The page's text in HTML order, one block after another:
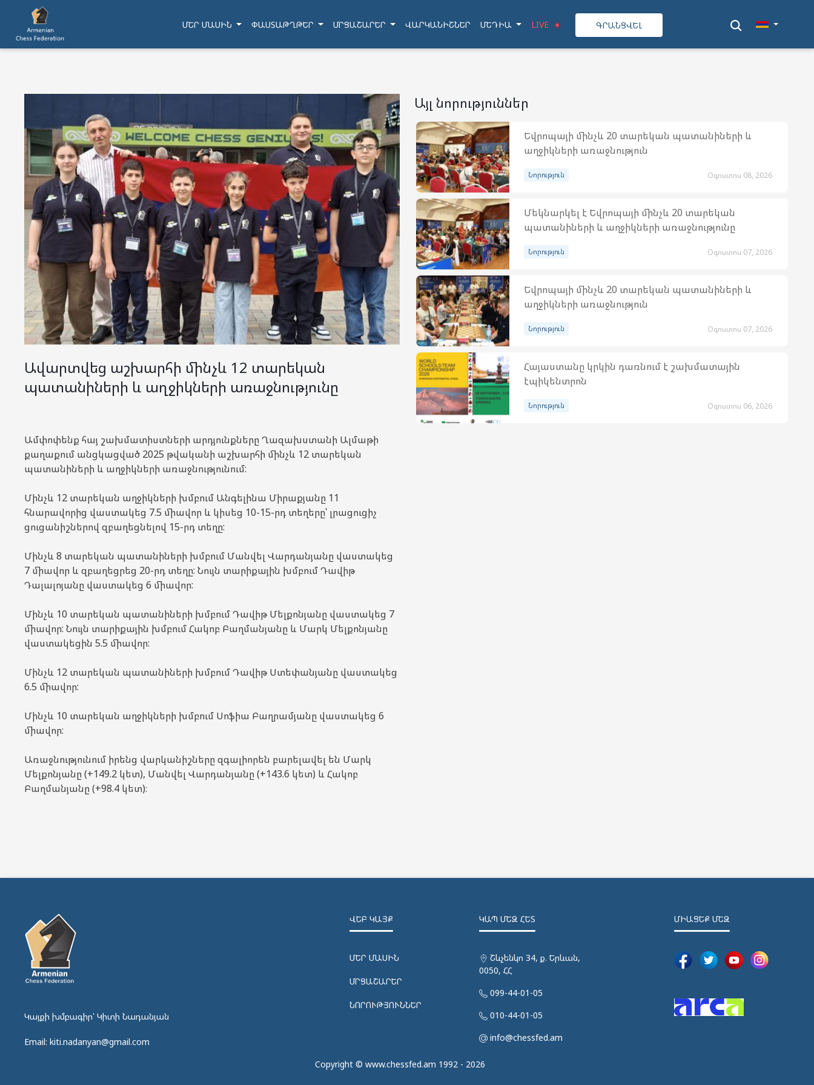
ՄԵՐ ՄԱՍԻՆ ՓԱՍՏԱԹՂԹԵՐ ՄՐՑԱՇԱՐԵՐ ՎԱՐԿԱՆԻՇՆԵՐ ՄԵԴԻԱ LIVE ԳՐԱՆՑՎԵԼ
Ավարտվեց աշխարհի մինչև 12 տարեկան
պատանիների և աղջիկների առաջնությունը
Ամփոփենք հայ շախմատիստների արդյունքները Ղազախստանի Ալմաթի
քաղաքում անցկացված 2025 թվականի աշխարհի մինչև 12 տարեկան
պատանիների և աղջիկների առաջնությունում:
Մինչև 12 տարեկան աղջիկների խմբում Անգելինա Միրաքյանը 11
հնարավորից վաստակեց 7.5 միավոր և կիսեց 10-15-րդ տեղերը՝ լրացուցիչ
ցուցանիշներով զբաղեցնելով 15-րդ տեղը:
Մինչև 8 տարեկան պատանիների խմբում Մանվել Վարդանյանը վաստակեց
7 միավոր և զբաղեցրեց 20-րդ տեղը: Նույն տարիքային խմբում Դավիթ
Դալալոյանը վաստակեց 6 միավոր:
Մինչև 10 տարեկան պատանիների խմբում Դավիթ Մելքոնյանը վաստակեց 7
միավոր: Նույն տարիքային խմբում Հակոբ Բաղմանյանը և Մարկ Մելքոնյանը
վաստակեցին 5.5 միավոր:
Մինչև 12 տարեկան պատանիների խմբում Դավիթ Ստեփանյանը վաստակեց
6.5 միավոր:
Մինչև 10 տարեկան աղջիկների խմբում Սոֆիա Բաղրամյանը վաստակեց 6
միավոր:
Առաջնությունում իրենց վարկանիշները զգալիորեն բարելավել են Մարկ
Մելքոնյանը (+149.2 կետ), Մանվել Վարդանյանը (+143.6 կետ) և Հակոբ
Բաղմանյանը (+98.4 կետ)։
Այլ նորություններ
Եվրոպայի մինչև 20 տարեկան պատանիների և
աղջիկների առաջնություն
Նորություն Օգոստոս 08, 2026
Մեկնարկել է Եվրոպայի մինչև 20 տարեկան
պատանիների և աղջիկների առաջնությունը
Նորություն Օգոստոս 07, 2026
Եվրոպայի մինչև 20 տարեկան պատանիների և
աղջիկների առաջնություն
Նորություն Օգոստոս 07, 2026
Հայաստանը կրկին դառնում է շախմատային
էպիկենտրոն
Նորություն Օգոստոս 06, 2026
Կայքի խմբագիր՝ Կիտի Նադանյան
Email: kiti.nadanyan@gmail.com
ՎԵԲ ԿԱՅՔ
ՄԵՐ ՄԱՍԻՆ
ՄՐՑԱՇԱՐԵՐ
ՆՈՐՈՒԹՅՈՒՆՆԵՐ
ԿԱՊ ՄԵԶ ՀԵՏ
Շևչենկո 34, ք. Երևան,
0050, ՀՀ
099-44-01-05
010-44-01-05
info@chessfed.am
ՄԻԱՑԵՔ ՄԵԶ
Copyright © www.chessfed.am 1992 - 2026